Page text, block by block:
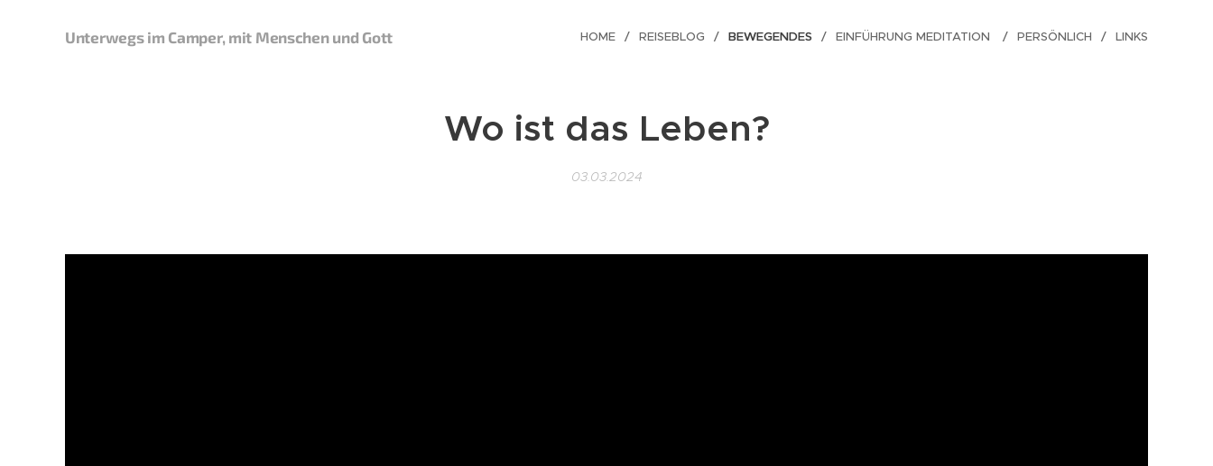
Unterwegs im Camper, mit Menschen und Gott HOME REISEBLOG BEWEGENDES EINFÜHRUNG MEDITATION PERSÖNLICH LINKS
Wo ist das Leben?
03.03.2024